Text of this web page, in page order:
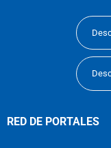
RED DE PORTALES